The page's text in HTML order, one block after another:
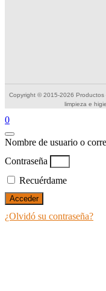
Copyright © 2015-2026
limpieza e
0
Nombre de usuario o
Contraseña
Recuérdame
Acceder
¿Olvidó su contraseña?